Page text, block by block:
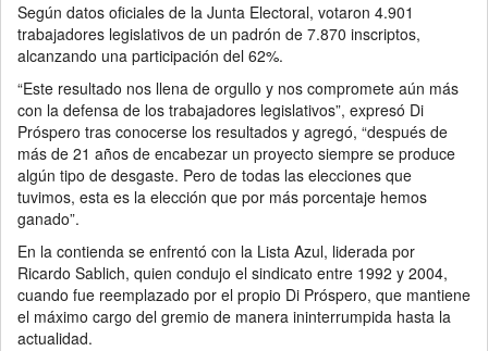
Según datos oficiales de la Junta Electoral, votaron 4.901
trabajadores legislativos de un padrón de 7.870 inscriptos,
alcanzando una participación del 62%.
“Este resultado nos llena de orgullo y nos compromete aún más
con la defensa de los trabajadores legislativos”, expresó Di
Próspero tras conocerse los resultados y agregó, “después de
más de 21 años de encabezar un proyecto siempre se produce
algún tipo de desgaste. Pero de todas las elecciones que
tuvimos, esta es la elección que por más porcentaje hemos
ganado”.
En la contienda se enfrentó con la Lista Azul, liderada por
Ricardo Sablich, quien condujo el sindicato entre 1992 y 2004,
cuando fue reemplazado por el propio Di Próspero, que mantiene
el máximo cargo del gremio de manera ininterrumpida hasta la
actualidad.